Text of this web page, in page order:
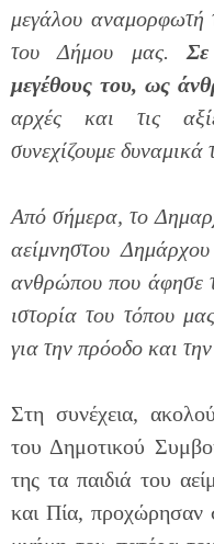
μεγάλου αναμορφωτή
του Δήμου μας.
μεγέθους του, ως
αρχές και τις
συνεχίζουμε δυναμικά
Από σήμερα, το
αείμνηστου
ανθρώπου που άφησε
ιστορία του τόπου
για την πρόοδο και
Στη συνέχεια,
του Δημοτικού
της τα παιδιά του
και Πία, προχώρησαν